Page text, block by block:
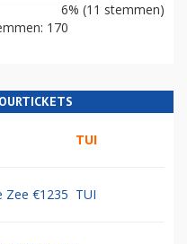
6% (11 stemmen)
170
TUI
Zee €1235 TUI